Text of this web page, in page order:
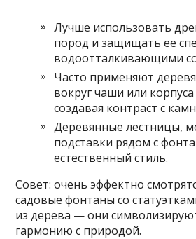
Лучше использовать
пород и защищать ее
водоотталкивающими
Часто применяют
вокруг чаши или
создавая контраст с
Деревянные лестницы,
подставки рядом с
естественный стиль.
Совет: очень эффектно
садовые фонтаны со
из дерева — они
гармонию с природой.